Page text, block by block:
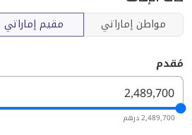
مواطن إماراتي
مقيم إماراتي
مُقدم
2,489,700 درهم